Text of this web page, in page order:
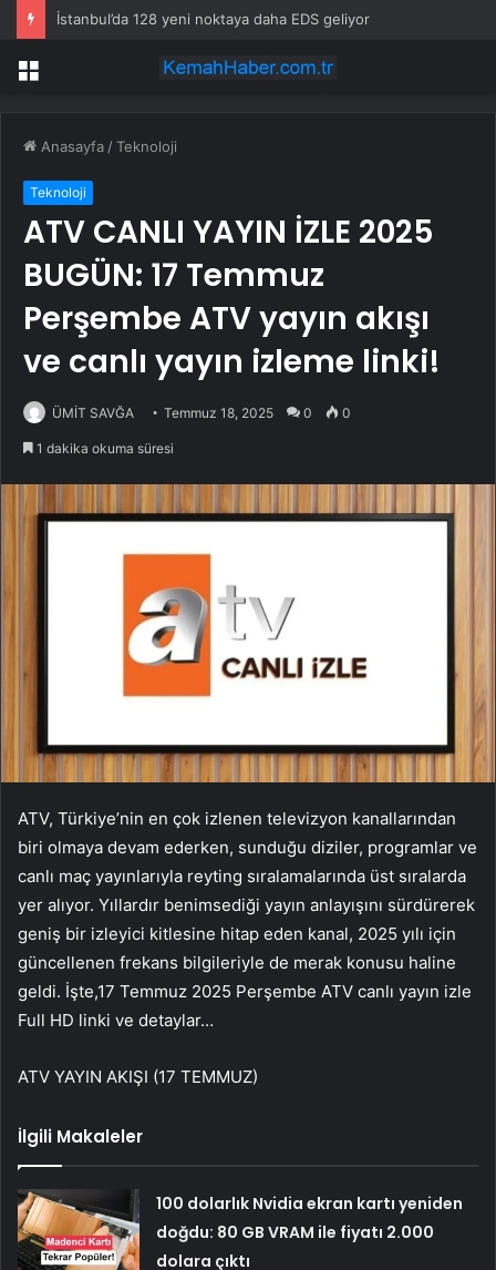
İstanbul’da 128 yeni noktaya daha EDS geliyor
Menü
Anasayfa /Teknoloji
Teknoloji
ATV CANLI YAYIN İZLE 2025
BUGÜN: 17 Temmuz
Perşembe ATV yayın akışı
ve canlı yayın izleme linki!
ÜMİT SAVĞA Temmuz 18, 2025 0 0
1 dakika okuma süresi
ATV, Türkiye’nin en çok izlenen televizyon kanallarından
biri olmaya devam ederken, sunduğu diziler, programlar ve
canlı maç yayınlarıyla reyting sıralamalarında üst sıralarda
yer alıyor. Yıllardır benimsediği yayın anlayışını sürdürerek
geniş bir izleyici kitlesine hitap eden kanal, 2025 yılı için
güncellenen frekans bilgileriyle de merak konusu haline
geldi. İşte,17 Temmuz 2025 Perşembe ATV canlı yayın izle
Full HD linki ve detaylar…
ATV YAYIN AKIŞI (17 TEMMUZ)
İlgili Makaleler
100 dolarlık Nvidia ekran kartı yeniden
doğdu: 80 GB VRAM ile fiyatı 2.000
dolara çıktı